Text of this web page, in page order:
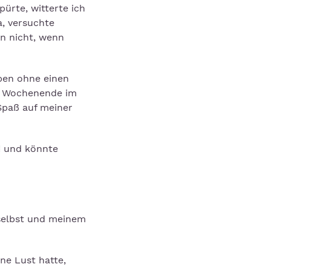
witterte ich
versuchte
nicht, wenn
ohne einen
im
auf meiner
und könnte
und meinem
Lust hatte,